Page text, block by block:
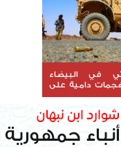
في البيضاء
دامية على